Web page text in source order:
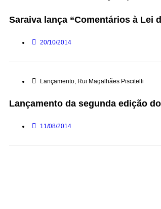
Saraiva lança “Comentários à Lei
20/10/2014
Lançamento, Rui Magalhães Piscitelli
Lançamento da segunda edição
11/08/2014